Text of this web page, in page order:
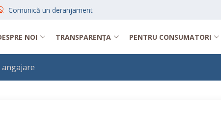
Comunică un deranjament
NOI TRANSPARENȚA PENTRU CONSUMATORI
angajare